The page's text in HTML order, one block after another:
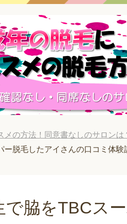
メの方法！同意書なしのサロンは
脱毛したアイさんの口コミ体験
で脇をTBCス